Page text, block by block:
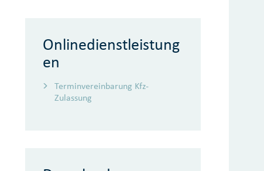
Onlinedienstleistung
en
Terminvereinbarung Kfz-
Zulassung